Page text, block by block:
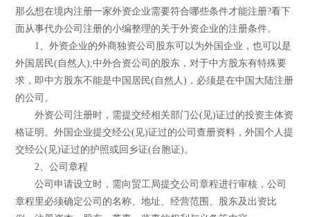
那么想在境内注册一家外资企业需要符合哪些条件才能注册?看下
面从事代办公司注册的小编整理的关于外资企业的注册条件。
1、外资企业的外商独资公司股东可以为外国企业，也可以是
外国居民(自然人);中外合资公司的股东，对于中方股东有特殊要
求，即中方股东不能是中国居民(自然人)，必须是在中国大陆注册
的公司。
外资公司注册时，需提交经相关部门公(见)证过的投资主体资
格证明。外国企业提交经公(见)证过的公司查册资料，外国个人提
交经公(见)证过的护照或回乡证(台胞证)。
2、公司章程
公司申请设立时，需向贸工局提交公司章程进行审核，公司
章程里必须确定公司的名称、地址、经营范围、股东及出资比